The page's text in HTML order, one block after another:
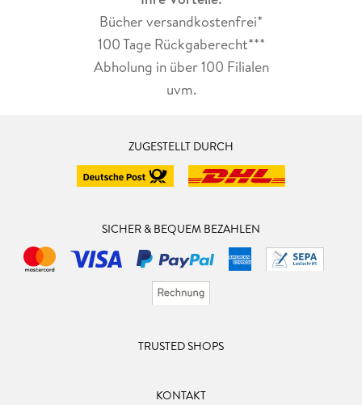
Bücher versandkostenfrei*
100 Tage Rückgaberecht***
Abholung in über 100 Filialen
uvm.
ZUGESTELLT DURCH
SICHER & BEQUEM BEZAHLEN
TRUSTED SHOPS
KONTAKT